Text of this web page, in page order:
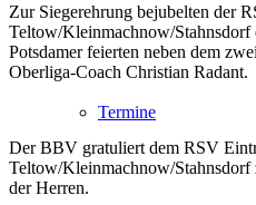
Termine
Zur Siegerehrung bejubelten der
Teltow/Kleinmachnow/Stahnsdorf
Potsdamer feierten neben dem
Oberliga-Coach Christian Radant.
Der BBV gratuliert dem RSV
Teltow/Kleinmachnow/
der Herren.